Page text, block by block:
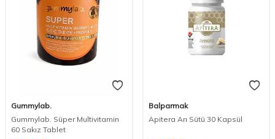
Gummylab.
Gummylab. Süper Multivitamin
60 Sakız Tablet
Balparmak
Apitera Arı Sütü 30 Kapsül